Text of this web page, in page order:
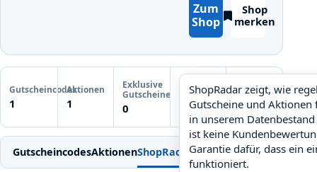
Zum
Shop
Shop
merken
Gutscheincodes
1
Aktionen
1
Exklusive
Gutscheine
0
ShopRadar
noch keine Daten
ShopRadar zeigt, wie
Gutscheine und Aktionen
in unserem
ist keine
Garantie dafür, dass ein
funktioniert.
Letzte
Gutscheinprüfung
Noch keine
Prüfung
GutscheincodesAktionenShopRadarWeitere Gutscheine